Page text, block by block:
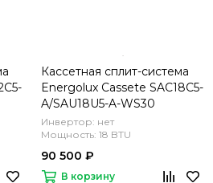
Кассетная сплит-система
Energolux Cassete SAC18C5-
A/SAU18U5-A-WS30
Инвертор: нет
Мощность: 18 BTU
90 500 ₽
В корзину